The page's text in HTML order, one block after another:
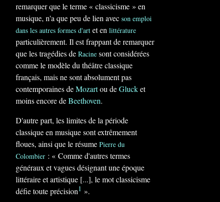
remarquer que le terme « classicisme » en
musique, n'a que peu de lien avec son emploi
dans les autres formes d'art et en littérature
particulièrement. Il est frappant de remarquer
que les tragédies de Racine sont considérées
comme le modèle du théâtre classique
français, mais ne sont absolument pas
contemporaines deMozartou deGlucket
moins encore deBeethoven.
D'autre part, les limites de la période
classique en musique sont extrêmement
floues, ainsi que le résume Pierre du
Colombier : « Comme d'autres termes
généraux et vagues désignant une époque
littéraire et artistique [...], le mot classicisme
défie toute précision1 ».